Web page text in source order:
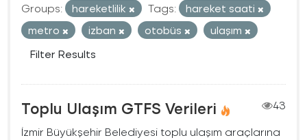
Groups:
hareketlilik Tags:
hareket saati
metro
izban otobüs
ulaşım
Filter Results
Toplu Ulaşım GTFS Verileri
43
İzmir Büyükşehir Belediyesi toplu ulaşım araçlarına